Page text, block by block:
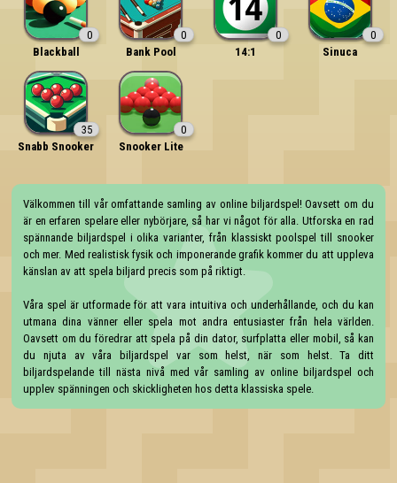
0
Blackball
0
Bank Pool
0
14:1
0
Sinuca
35
Snabb Snooker
0
Snooker Lite
Välkommen till vår omfattande samling av online biljardspel! Oavsett om du
är en erfaren spelare eller nybörjare, så har vi något för alla. Utforska en rad
spännande biljardspel i olika varianter, från klassiskt poolspel till snooker
och mer. Med realistisk fysik och imponerande grafik kommer du att uppleva
känslan av att spela biljard precis som på riktigt.
Våra spel är utformade för att vara intuitiva och underhållande, och du kan
utmana dina vänner eller spela mot andra entusiaster från hela världen.
Oavsett om du föredrar att spela på din dator, surfplatta eller mobil, så kan
du njuta av våra biljardspel var som helst, när som helst. Ta ditt
biljardspelande till nästa nivå med vår samling av online biljardspel och
upplev spänningen och skickligheten hos detta klassiska spele.